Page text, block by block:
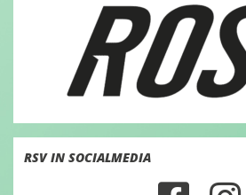
RSV IN SOCIALMEDIA